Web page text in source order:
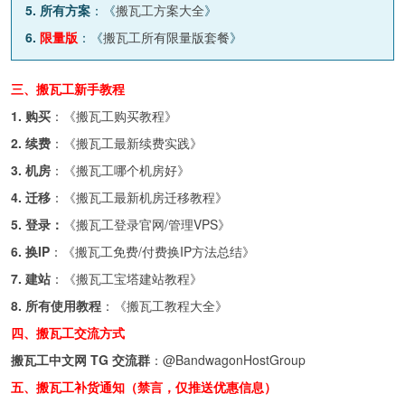
5. 所有方案 ：《搬瓦工方案大全》
6. 限量版 ：《搬瓦工所有限量版套餐》
三、搬瓦工新手教程
1. 购买 ：《搬瓦工购买教程》
2. 续费 ：《搬瓦工最新续费实践》
3. 机房 ：《搬瓦工哪个机房好》
4. 迁移 ：《搬瓦工最新机房迁移教程》
5. 登录：
《搬瓦工登录官网/管理VPS》
6. 换IP ：《搬瓦工免费/付费换IP方法总结》
7. 建站 ：《搬瓦工宝塔建站教程》
8. 所有使用教程 ：《搬瓦工教程大全》
四、搬瓦工交流方式
搬瓦工中文网 TG 交流群 ： @BandwagonHostGroup
五、搬瓦工补货通知（禁言，仅推送优惠信息）